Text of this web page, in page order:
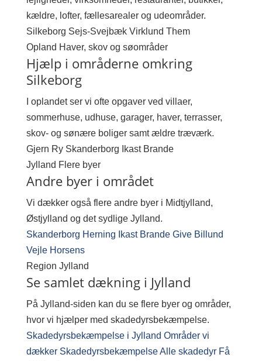
kældre, lofter, fællesarealer og udeområder.
Silkeborg Sejs-Svejbæk Virklund Them
Opland Haver, skov og søområder
Hjælp i områderne omkring
Silkeborg
I oplandet ser vi ofte opgaver ved villaer,
sommerhuse, udhuse, garager, haver, terrasser,
skov- og sønære boliger samt ældre træværk.
Gjern Ry Skanderborg Ikast Brande
Jylland Flere byer
Andre byer i området
Vi dækker også flere andre byer i Midtjylland,
Østjylland og det sydlige Jylland.
Skanderborg Herning Ikast Brande Give Billund
Vejle Horsens
Region Jylland
Se samlet dækning i Jylland
På Jylland-siden kan du se flere byer og områder,
hvor vi hjælper med skadedyrsbekæmpelse.
Skadedyrsbekæmpelse i Jylland Områder vi
dækker SkadedyrsbekæmpelseAlle skadedyr Få